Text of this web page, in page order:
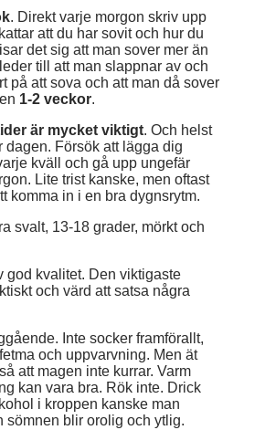
. Direkt varje morgon skriv upp
att du har sovit och hur du
det sig att man sover mer än
till att man slappnar av och
på att sova och att man då sover
1-2 veckor.
är mycket viktigt. Och helst
dagen. Försök att lägga dig
kväll och gå upp ungefär
Lite trist kanske, men oftast
komma in i en bra dygnsrytm.
svalt, 13-18 grader, mörkt och
god kvalitet. Den viktigaste
och värd att satsa några
Inte socker framförallt,
och uppvarvning. Men ät
att magen inte kurrar. Varm
kan vara bra. Rök inte. Drick
i kroppen kanske man
sömnen blir orolig och ytlig.